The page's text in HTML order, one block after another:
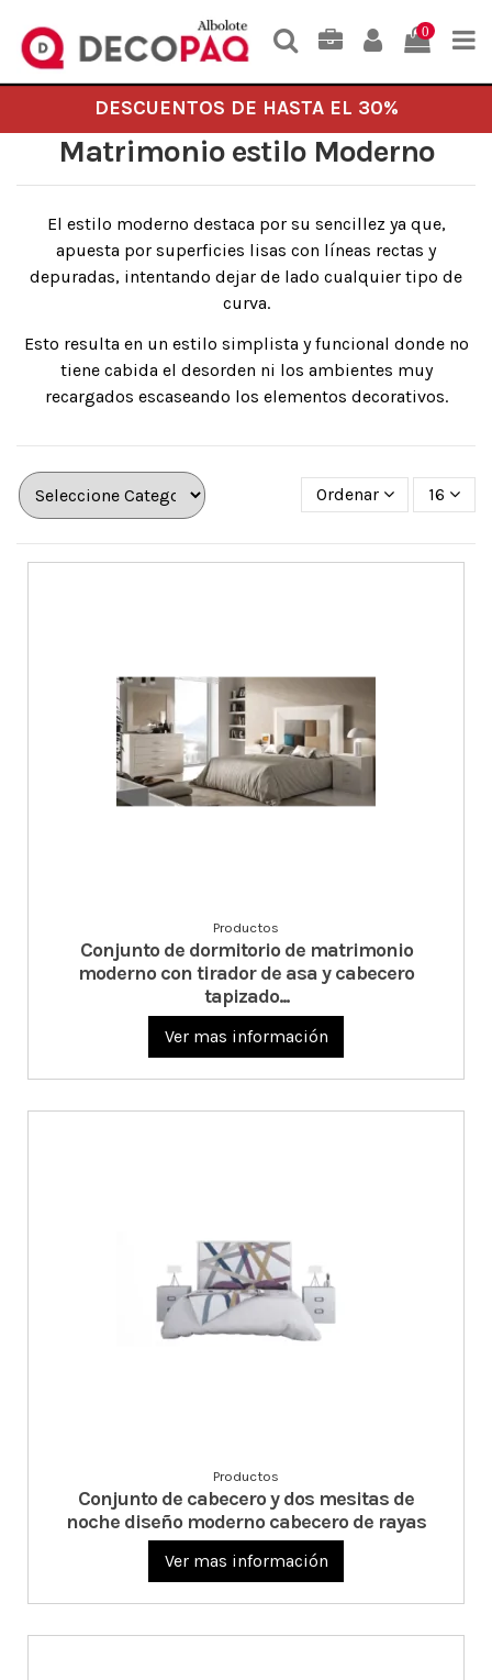
0
DESCUENTOS DE HASTA EL 30%
Matrimonio estilo Moderno
El estilo moderno destaca por su sencillez ya que,
apuesta por superficies lisas con líneas rectas y
depuradas, intentando dejar de lado cualquier tipo de
curva.
Esto resulta en un estilo simplista y funcional donde no
tiene cabida el desorden ni los ambientes muy
recargados escaseando los elementos decorativos.
Ordenar 16
Productos
Conjunto de dormitorio de matrimonio
moderno con tirador de asa y cabecero
tapizado...
Ver mas información
Productos
Conjunto de cabecero y dos mesitas de
noche diseño moderno cabecero de rayas
Ver mas información